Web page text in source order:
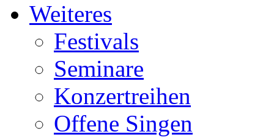
Weiteres
Festivals
Seminare
Konzertreihen
Offene Singen